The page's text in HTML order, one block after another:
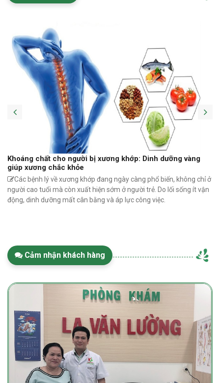
Khoáng chất cho người bị xương khớp: Dinh dưỡng vàng
giúp xương chắc khỏe
Các bệnh lý về xương khớp đang ngày càng phổ biến, không chỉ ở
người cao tuổi mà còn xuất hiện sớm ở người trẻ. Do lối sống ít vận
động, dinh dưỡng mất cân bằng và áp lực công việc.
Cảm nhận khách hàng